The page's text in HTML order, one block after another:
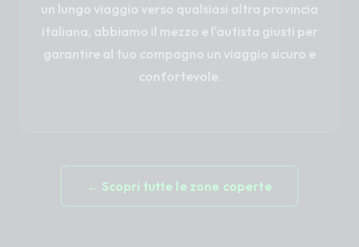
un lungo viaggio verso qualsiasi altra provincia
italiana, abbiamo il mezzo e l'autista giusti per
garantire al tuo compagno un viaggio sicuro e
confortevole.
← Scopri tutte le zone coperte